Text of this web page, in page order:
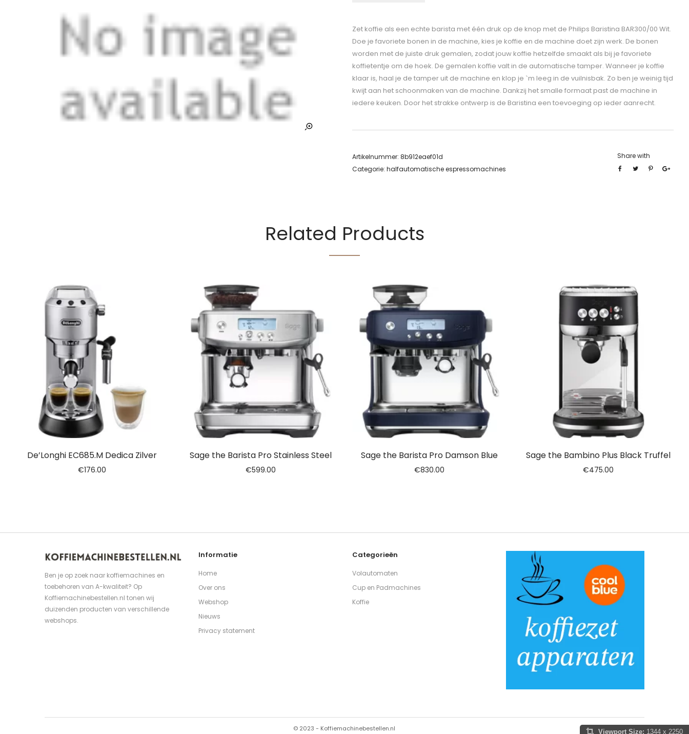
Zet koffie als een echte barista met één druk op de knop met de Philips Baristina BAR300/00 Wit.
Doe je favoriete bonen in de machine, kies je koffie en de machine doet zijn werk. De bonen
worden met de juiste druk gemalen, zodat jouw koffie hetzelfde smaakt als bij je favoriete
koffietentje om de hoek. De gemalen koffie valt in de automatische tamper. Wanneer je koffie
klaar is, haal je de tamper uit de machine en klop je `m leeg in de vuilnisbak. Zo ben je weinig tijd
kwijt aan het schoonmaken van de machine. Dankzij het smalle formaat past de machine in
iedere keuken. Door het strakke ontwerp is de Baristina een toevoeging op ieder aanrecht.
Artikelnummer: 8b912eaef01d
Categorie: halfautomatische espressomachines
Share with
Related Products
De’Longhi EC685.M Dedica Zilver
€176.00
Sage the Barista Pro Stainless Steel
€599.00
Sage the Barista Pro Damson Blue
€830.00
Sage the Bambino Plus Black Truffel
€475.00
Ben je op zoek naar koffiemachines en
toebehoren van A-kwaliteit? Op
Koffiemachinebestellen.nl tonen wij
duizenden producten van verschillende
webshops.
Informatie
Home
Over ons
Webshop
Nieuws
Privacy statement
Categorieën
Volautomaten
Cup en Padmachines
Koffie
© 2023 - Koffiemachinebestellen.nl Viewport Size: 1344 x 2250